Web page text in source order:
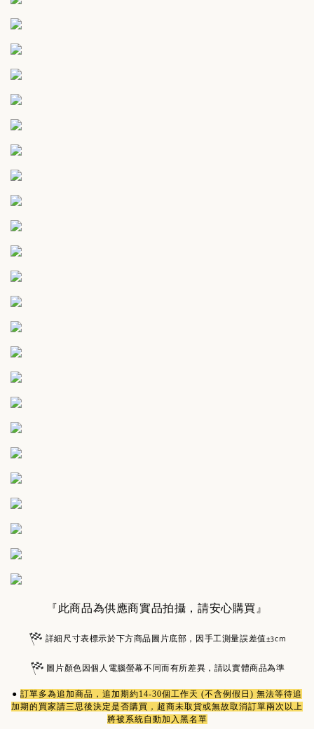
『此商品為供應商實品拍攝，請安心購買』
詳細尺寸表標示於下方商品圖片底部，因手工測量誤差值±3cm
圖片顏色因個人電腦螢幕不同而有所差異，請以實體商品為準
● 訂單多為追加商品 ，追加期約14-30個工作天 (不含例假日) 無法等待追
加期的買家請三思後決定是否購買，超商未取貨或無故取消訂單兩次以上
將被系統自動加入黑名單